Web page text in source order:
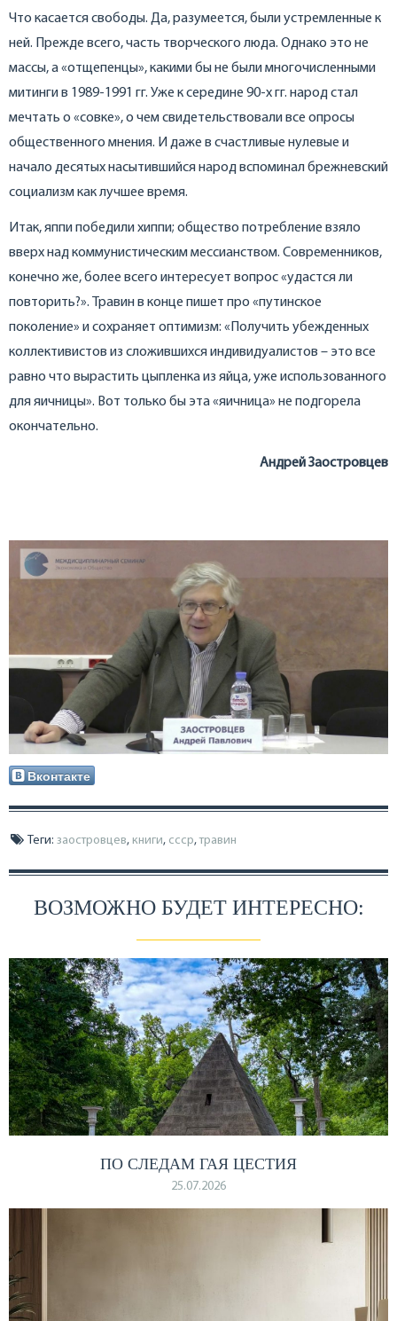
Что касается свободы. Да, разумеется, были устремленные к
ней. Прежде всего, часть творческого люда. Однако это не
массы, а «отщепенцы», какими бы не были многочисленными
митинги в 1989-1991 гг. Уже к середине 90-х гг. народ стал
мечтать о «совке», о чем свидетельствовали все опросы
общественного мнения. И даже в счастливые нулевые и
начало десятых насытившийся народ вспоминал брежневский
социализм как лучшее время.
Итак, яппи победили хиппи; общество потребление взяло
вверх над коммунистическим мессианством. Современников,
конечно же, более всего интересует вопрос «удастся ли
повторить?». Травин в конце пишет про «путинское
поколение» и сохраняет оптимизм: «Получить убежденных
коллективистов из сложившихся индивидуалистов – это все
равно что вырастить цыпленка из яйца, уже использованного
для яичницы». Вот только бы эта «яичница» не подгорела
окончательно.
Андрей Заостровцев
Вконтакте
Теги: заостровцев, книги, ссср,травин
ВОЗМОЖНО БУДЕТ ИНТЕРЕСНО:
ПО СЛЕДАМ ГАЯ ЦЕСТИЯ
25.07.2026